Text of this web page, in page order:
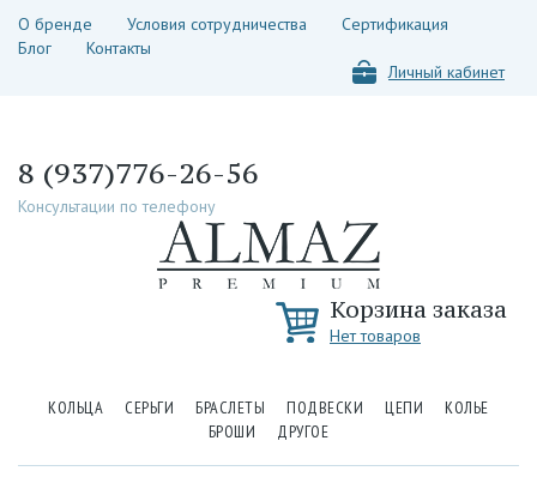
О бренде Условия сотрудничества
Сертификация
Блог
Контакты
Личный кабинет
8 (937)776-26-56
Консультации по телефону
Корзина заказа
Нет товаров
КОЛЬЦА СЕРЬГИ БРАСЛЕТЫ ПОДВЕСКИ ЦЕПИ
КОЛЬЕ
БРОШИ
ДРУГОЕ